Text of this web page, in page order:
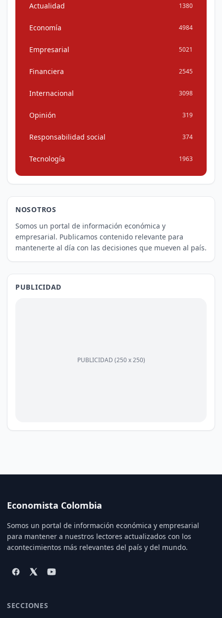
Actualidad 1380
Economía 4984
Empresarial 5021
Financiera 2545
Internacional 3098
Opinión 319
Responsabilidad social 374
Tecnología 1963
NOSOTROS
Somos un portal de información económica y
empresarial. Publicamos contenido relevante para
mantenerte al día con las decisiones que mueven al país.
PUBLICIDAD
PUBLICIDAD (250 x 250)
Economista Colombia
Somos un portal de información económica y empresarial
para mantener a nuestros lectores actualizados con los
acontecimientos más relevantes del país y del mundo.
SECCIONES